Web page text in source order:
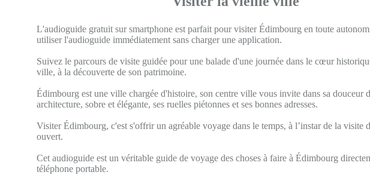
L'audioguide gratuit sur smartphone est parfait pour visiter Édimbourg en toute
utiliser l'audioguide immédiatement sans charger une application.
Suivez le parcours de visite guidée pour une balade d'une journée dans le cœur
ville, à la découverte de son patrimoine.
Édimbourg est une ville chargée d'histoire, son centre ville vous invite dans sa douceur
architecture, sobre et élégante, ses ruelles piétonnes et ses bonnes adresses.
Visiter Édimbourg, c'est s'offrir un agréable voyage dans le temps, à l’instar de la visite
ouvert.
Cet audioguide est un véritable guide de voyage des choses à faire à Édimbourg
téléphone portable.